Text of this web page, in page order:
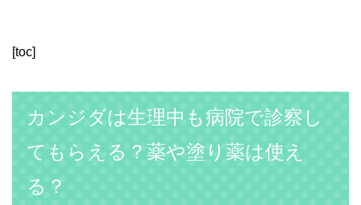
[toc]
カンジダは生理中も病院で診察し
てもらえる？薬や塗り薬は使え
る？